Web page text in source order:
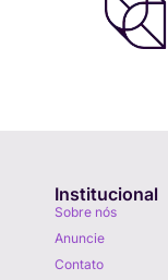
Institucional
Sobre nós
Anuncie
Contato